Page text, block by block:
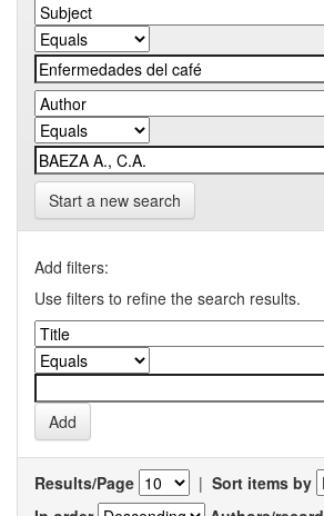
Start a new search
Add filters:
Use filters to refine the search results.
Results/Page | Sort items by